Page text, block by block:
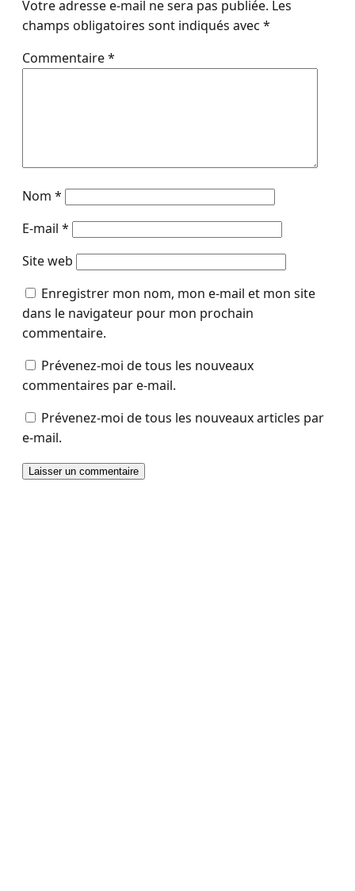
Votre adresse e-mail ne sera pas publiée. Les
champs obligatoires sont indiqués avec *
Commentaire*
Nom *
E-mail *
Site web
Enregistrer mon nom, mon e-mail et mon site
dans le navigateur pour mon prochain
commentaire.
Prévenez-moi de tous les nouveaux
commentaires par e-mail.
Prévenez-moi de tous les nouveaux articles par
e-mail.